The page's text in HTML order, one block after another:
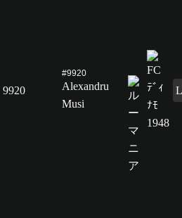
9920
#9920
Alexandru
Musi